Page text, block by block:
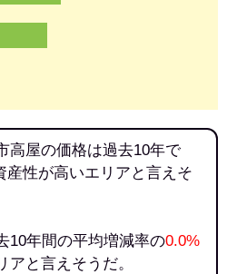
高屋の価格は過去10年で
産性が高いエリアと言えそ
10年間の平均増減率の0.0%
アと言えそうだ。